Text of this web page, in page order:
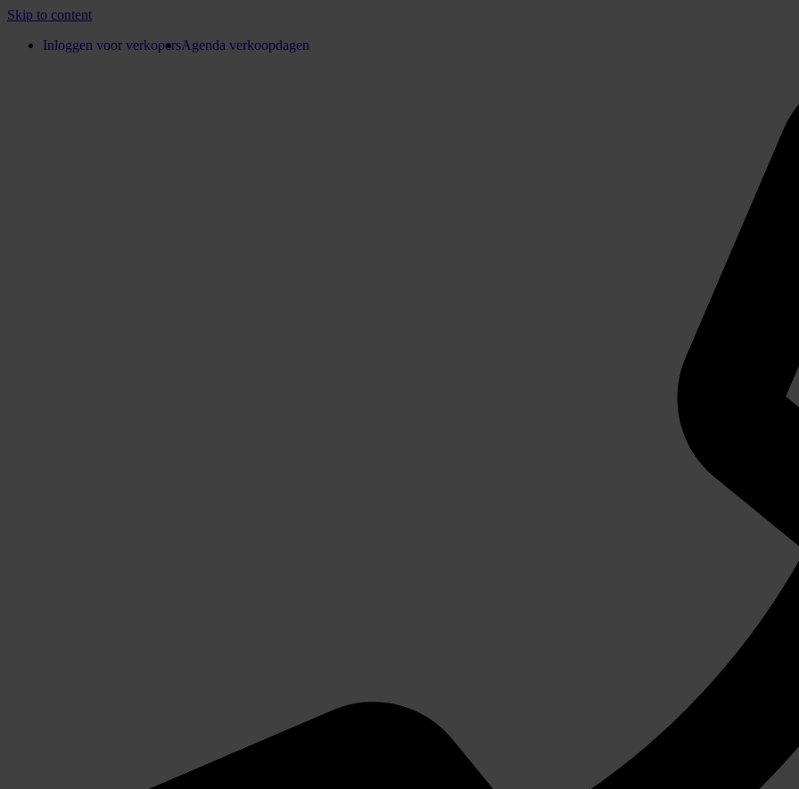
Skip to content
Inloggen voor verkopersAgenda verkoopdagen